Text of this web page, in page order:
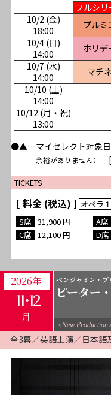
フルシリ
10/2 (金)
18:00
プルミ
10/4 (日)
14:00
ホリデ
10/7 (水)
14:00
マチネ
10/10 (土)
14:00
10/12 (月・祝)
13:00
●▲…マイセレクト対象日
余裕がありません）
[
TICKETS
[ 料金 (税込) ]
31,900
12,100
2026年
11･12
月
ベンジャミン・ブ
ピーター
<New
全3幕／英語上演／日本語